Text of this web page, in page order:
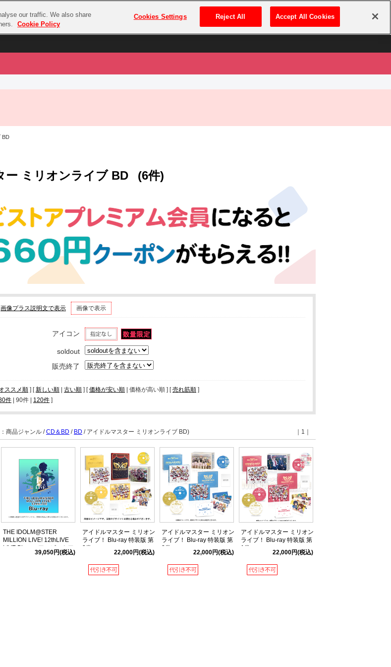
プレミアム会員とは ログイン・新規登録
EVENT
STAGE
ラブライブ！サンシャイン‼
モフモフパレード
BD
ー ミリオンライブ BD (6件)
画像プラス説明文で表示 画像で表示
アイコン
soldout
販売終了
ススメ順 ] [新しい順 | 古い順 ] [価格が安い順 | 価格が高い順 ] [売れ筋順 ]
件 | 90件 | 120件 ]
｜1｜
商品ジャンル /CD＆BD / BD / アイドルマスター ミリオンライブ BD)
THE IDOLM@STER
MILLION LIVE! 12thLIVE
LIVE Blu-ray アソビストア
39,050円(税込)
アイドルマスター ミリオン
ライブ！ Blu-ray 特装版 第
3巻
22,000円(税込)
アイドルマスター ミリオン
ライブ！ Blu-ray 特装版 第
2巻
22,000円(税込)
アイドルマスター ミリオン
ライブ！ Blu-ray 特装版 第
1巻
22,000円(税込)
our traffic. We also share
Cookie Policy
Cookies Settings Reject All Accept All Cookies